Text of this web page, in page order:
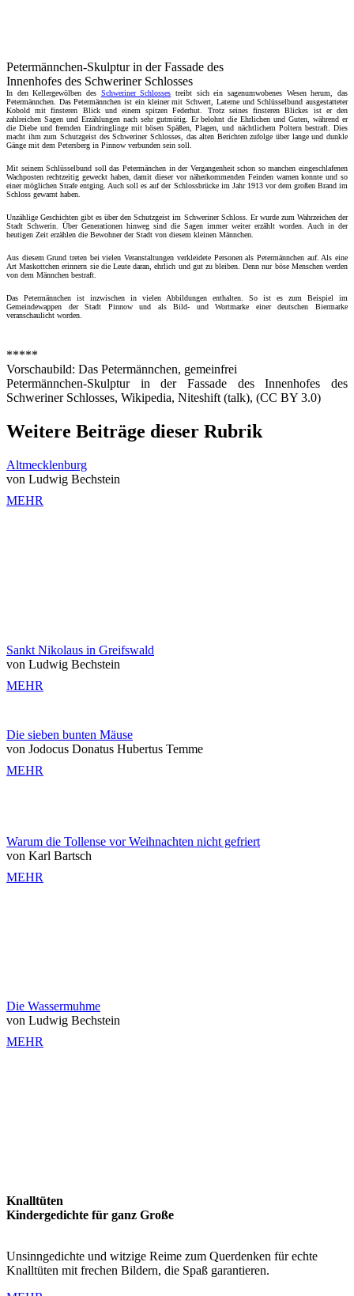
Petermännchen-Skulptur in der Fassade des
Innenhofes des Schweriner Schlosses
In den Kellergewölben des Schweriner Schlosses treibt sich ein sagenumwobenes Wesen herum, das
Petermännchen. Das Petermännchen ist ein kleiner mit Schwert, Laterne und Schlüsselbund ausgestatteter
Kobold mit finsteren Blick und einem spitzen Federhut. Trotz seines finsteren Blickes ist er den
zahlreichen Sagen und Erzählungen nach sehr gutmütig. Er belohnt die Ehrlichen und Guten, während er
die Diebe und fremden Eindringlinge mit bösen Späßen, Plagen, und nächtlichem Poltern bestraft. Dies
macht ihm zum Schutzgeist des Schweriner Schlosses, das alten Berichten zufolge über lange und dunkle
Gänge mit dem Petersberg in Pinnow verbunden sein soll.
Mit seinem Schlüsselbund soll das Petermänchen in der Vergangenheit schon so manchen eingeschlafenen
Wachposten rechtzeitig geweckt haben, damit dieser vor näherkommenden Feinden warnen konnte und so
einer möglichen Strafe entging. Auch soll es auf der Schlossbrücke im Jahr 1913 vor dem großen Brand im
Schloss gewarnt haben.
Unzählige Geschichten gibt es über den Schutzgeist im Schweriner Schloss. Er wurde zum Wahrzeichen der
Stadt Schwerin. Über Generationen hinweg sind die Sagen immer weiter erzählt worden. Auch in der
heutigen Zeit erzählen die Bewohner der Stadt von diesem kleinen Männchen.
Aus diesem Grund treten bei vielen Veranstaltungen verkleidete Personen als Petermännchen auf. Als eine
Art Maskottchen erinnern sie die Leute daran, ehrlich und gut zu bleiben. Denn nur böse Menschen werden
von dem Männchen bestraft.
Das Petermännchen ist inzwischen in vielen Abbildungen enthalten. So ist es zum Beispiel im
Gemeindewappen der Stadt Pinnow und als Bild- und Wortmarke einer deutschen Biermarke
veranschaulicht worden.
*****
Vorschaubild: Das Petermännchen, gemeinfrei
Petermännchen-Skulptur in der Fassade des Innenhofes des
Schweriner Schlosses, Wikipedia, Niteshift (talk), (CC BY 3.0)
Weitere Beiträge dieser Rubrik
Altmecklenburg
von Ludwig Bechstein
MEHR
Sankt Nikolaus in Greifswald
von Ludwig Bechstein
MEHR
Die sieben bunten Mäuse
von Jodocus Donatus Hubertus Temme
MEHR
Warum die Tollense vor Weihnachten nicht gefriert
von Karl Bartsch
MEHR
Die Wassermuhme
von Ludwig Bechstein
MEHR
Knalltüten
Kindergedichte für ganz Große
Unsinngedichte und witzige Reime zum Querdenken für echte
Knalltüten mit frechen Bildern, die Spaß garantieren.